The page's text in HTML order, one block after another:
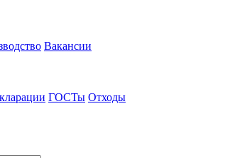
Вакансии
ГОСТы Отходы